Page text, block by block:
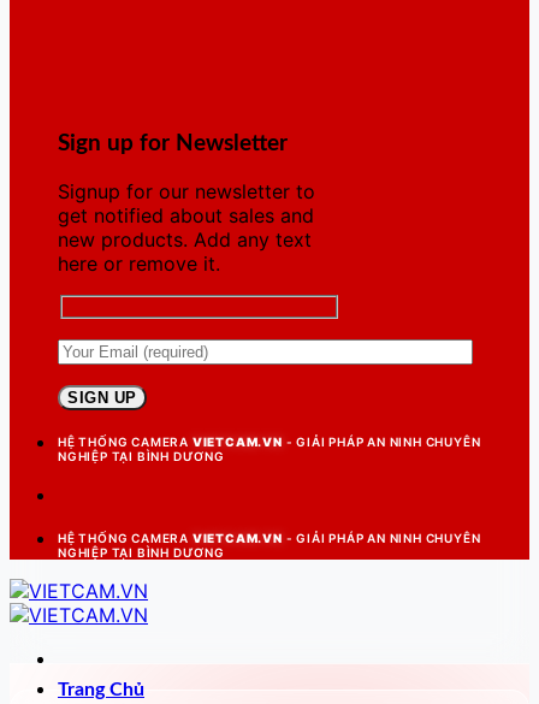
Sign up for Newsletter
Signup for our newsletter to
get notified about sales and
new products. Add any text
here or remove it.
HỆ THỐNG CAMERA VIETCAM.VN - GIẢI PHÁP AN NINH CHUYÊN
NGHIỆP TẠI BÌNH DƯƠNG
HỆ THỐNG CAMERA VIETCAM.VN - GIẢI PHÁP AN NINH CHUYÊN
NGHIỆP TẠI BÌNH DƯƠNG
Trang Chủ